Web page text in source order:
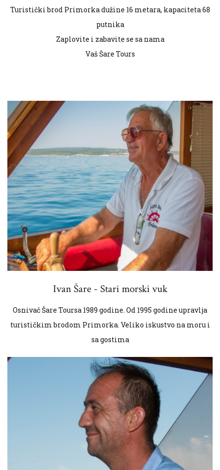
Turistički brod Primorka dužine 16 metara, kapaciteta 68
putnika
Zaplovite i zabavite se sa nama
Vaš Šare Tours
Ivan Šare - Stari morski vuk
Osnivač Šare Toursa 1989 godine. Od 1995 godine upravlja
turističkim brodom Primorka. Veliko iskustvo na moru i
sa gostima